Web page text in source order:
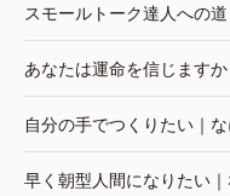
スモールトーク達人への
あなたは運命を信じます
自分の手でつくりたい｜
早く朝型人間になりたい